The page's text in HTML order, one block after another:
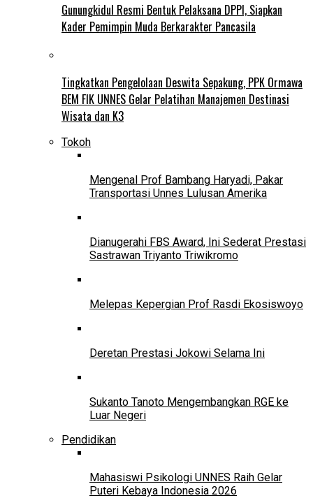
Gunungkidul Resmi Bentuk Pelaksana DPPI, Siapkan
Kader Pemimpin Muda Berkarakter Pancasila
Tingkatkan Pengelolaan Deswita Sepakung, PPK Ormawa
BEM FIK UNNES Gelar Pelatihan Manajemen Destinasi
Wisata dan K3
Tokoh
Mengenal Prof Bambang Haryadi, Pakar
Transportasi Unnes Lulusan Amerika
Dianugerahi FBS Award, Ini Sederat Prestasi
Sastrawan Triyanto Triwikromo
Melepas Kepergian Prof Rasdi Ekosiswoyo
Deretan Prestasi Jokowi Selama Ini
Sukanto Tanoto Mengembangkan RGE ke
Luar Negeri
Pendidikan
Mahasiswi Psikologi UNNES Raih Gelar
Puteri Kebaya Indonesia 2026